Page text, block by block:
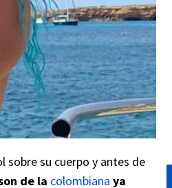
su cuerpo y antes de
de la colombiana ya